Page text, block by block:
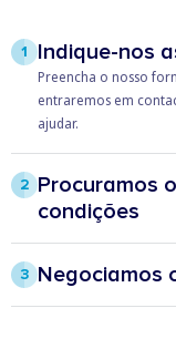
1 Indique-nos
Preencha o nosso
entraremos em
ajudar.
2 Procuramos
condições
os meses.
3 Negociamos